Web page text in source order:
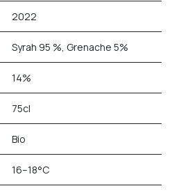
2022
Syrah 95 %, Grenache 5%
14%
75cl
Bio
16–18°C